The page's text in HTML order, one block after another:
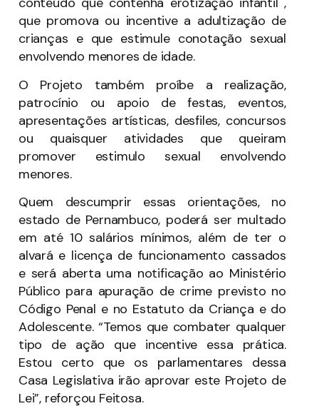
que promova ou incentive a adultização de
crianças e que estimule conotação sexual
envolvendo menores de idade.
O Projeto também proíbe a realização,
patrocínio ou apoio de festas, eventos,
apresentações artísticas, desfiles, concursos
ou quaisquer atividades que queiram
promover estimulo sexual envolvendo
menores.
Quem descumprir essas orientações, no
estado de Pernambuco, poderá ser multado
em até 10 salários mínimos, além de ter o
alvará e licença de funcionamento cassados
e será aberta uma notificação ao Ministério
Público para apuração de crime previsto no
Código Penal e no Estatuto da Criança e do
Adolescente. “Temos que combater qualquer
tipo de ação que incentive essa prática.
Estou certo que os parlamentares dessa
Casa Legislativa irão aprovar este Projeto de
Lei”, reforçou Feitosa.